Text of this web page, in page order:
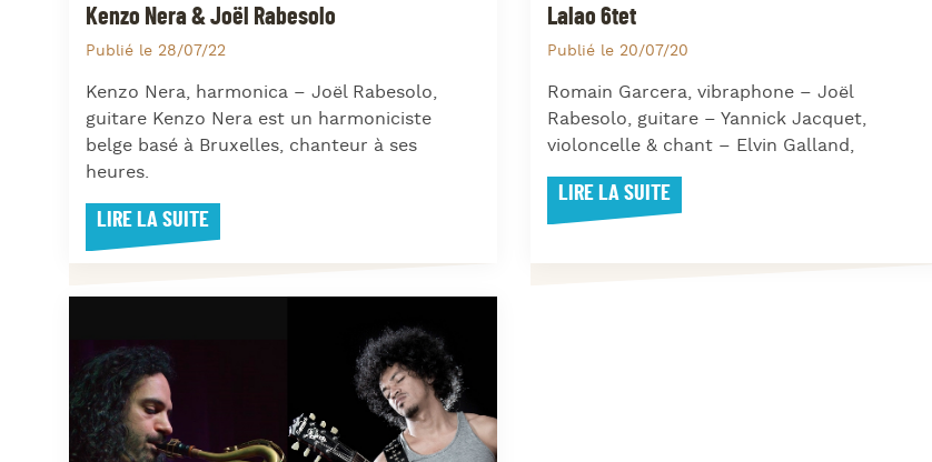
Kenzo Nera & Joël Rabesolo
Publié le 28/07/22
Kenzo Nera, harmonica – Joël Rabesolo,
guitare Kenzo Nera est un harmoniciste
belge basé à Bruxelles, chanteur à ses
heures.
LIRE LA SUITE
Lalao 6tet
Publié le 20/07/20
Romain Garcera, vibraphone – Joël
Rabesolo, guitare – Yannick Jacquet,
violoncelle & chant – Elvin Galland,
LIRE LA SUITE